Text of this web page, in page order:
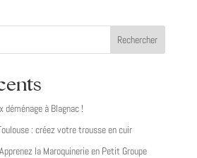
Rechercher
déménage à Blagnac !
: créez votre trousse en cuir
la Maroquinerie en Petit Groupe